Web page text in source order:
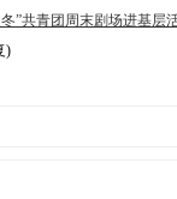
”共青团周末剧场进基层
)